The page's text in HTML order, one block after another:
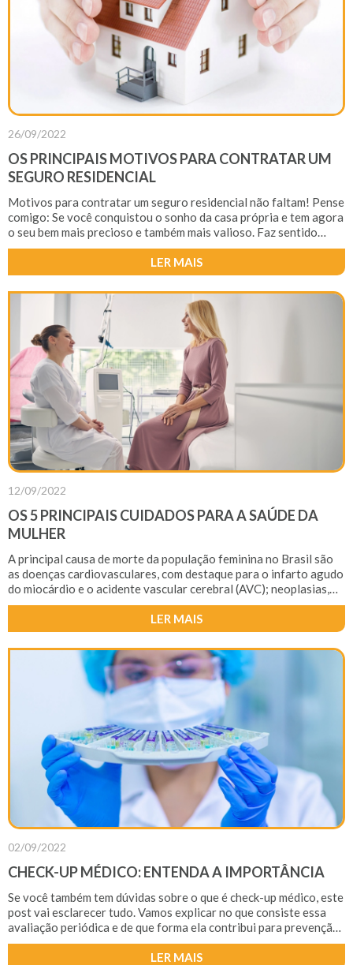
REDESUL
SEJA UMCREDENCIADO
26/09/2022
OS PRINCIPAIS MOTIVOS PARA CONTRATAR UM
SEGURO RESIDENCIAL
Motivos para contratar um seguro residencial não faltam! Pense
comigo: Se você conquistou o sonho da casa própria e tem agora
o seu bem mais precioso e também mais valioso. Faz sentido
querer protegê-la, não é mesmo?
LER MAIS
12/09/2022
OS 5 PRINCIPAIS CUIDADOS PARA A SAÚDE DA
MULHER
A principal causa de morte da população feminina no Brasil são
as doenças cardiovasculares, com destaque para o infarto agudo
do miocárdio e o acidente vascular cerebral (AVC); neoplasias,
principalmente o câncer de mama, de pulmão e o de colo do útero;
doenças do aparelho respiratório, como a pneumonia; doenças
endócrinas, nutricionais e metabólicas, sobretudo o diabetes.
LER MAIS
02/09/2022
CHECK-UP MÉDICO: ENTENDA A IMPORTÂNCIA
Se você também tem dúvidas sobre o que é check-up médico, este
post vai esclarecer tudo. Vamos explicar no que consiste essa
avaliação periódica e de que forma ela contribui para prevenção
de doenças.
LER MAIS